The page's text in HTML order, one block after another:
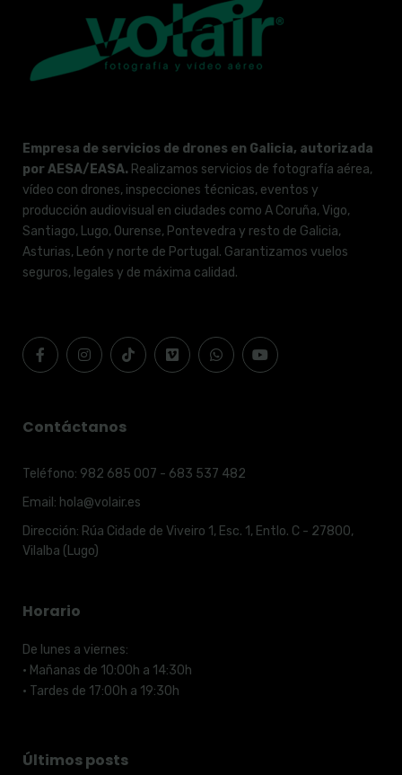
Empresa de servicios de drones en Galicia, autorizada
por AESA/EASA. Realizamos servicios de fotografía aérea,
vídeo con drones, inspecciones técnicas, eventos y
producción audiovisual en ciudades como A Coruña, Vigo,
Santiago, Lugo, Ourense, Pontevedra y resto de Galicia,
Asturias, León y norte de Portugal. Garantizamos vuelos
seguros, legales y de máxima calidad.
Contáctanos
Teléfono: 982 685 007 - 683 537 482
Email: hola@volair.es
Dirección: Rúa Cidade de Viveiro 1, Esc. 1, Entlo. C - 27800,
Vilalba (Lugo)
Horario
De lunes a viernes:
· Mañanas de 10:00h a 14:30h
· Tardes de 17:00h a 19:30h
Últimos posts